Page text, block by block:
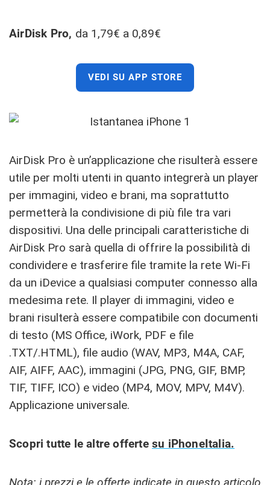
AirDisk Pro, da 1,79€ a 0,89€
VEDI SU APP STORE
AirDisk Pro è un’applicazione che risulterà essere
utile per molti utenti in quanto integrerà un player
per immagini, video e brani, ma soprattutto
permetterà la condivisione di più file tra vari
dispositivi. Una delle principali caratteristiche di
AirDisk Pro sarà quella di offrire la possibilità di
condividere e trasferire file tramite la rete Wi-Fi
da un iDevice a qualsiasi computer connesso alla
medesima rete. Il player di immagini, video e
brani risulterà essere compatibile con documenti
di testo (MS Office, iWork, PDF e file
.TXT/.HTML), file audio (WAV, MP3, M4A, CAF,
AIF, AIFF, AAC), immagini (JPG, PNG, GIF, BMP,
TIF, TIFF, ICO) e video (MP4, MOV, MPV, M4V).
Applicazione universale.
Scopri tutte le altre offerte su iPhoneItalia.